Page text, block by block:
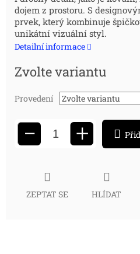
cena:
dojem z prostoru. S
prvek, který kombinuje
unikátní vizuální styl.
Detailní informace
Zvolte variantu
Provedení
− +
ZEPTAT SE HLÍDAT